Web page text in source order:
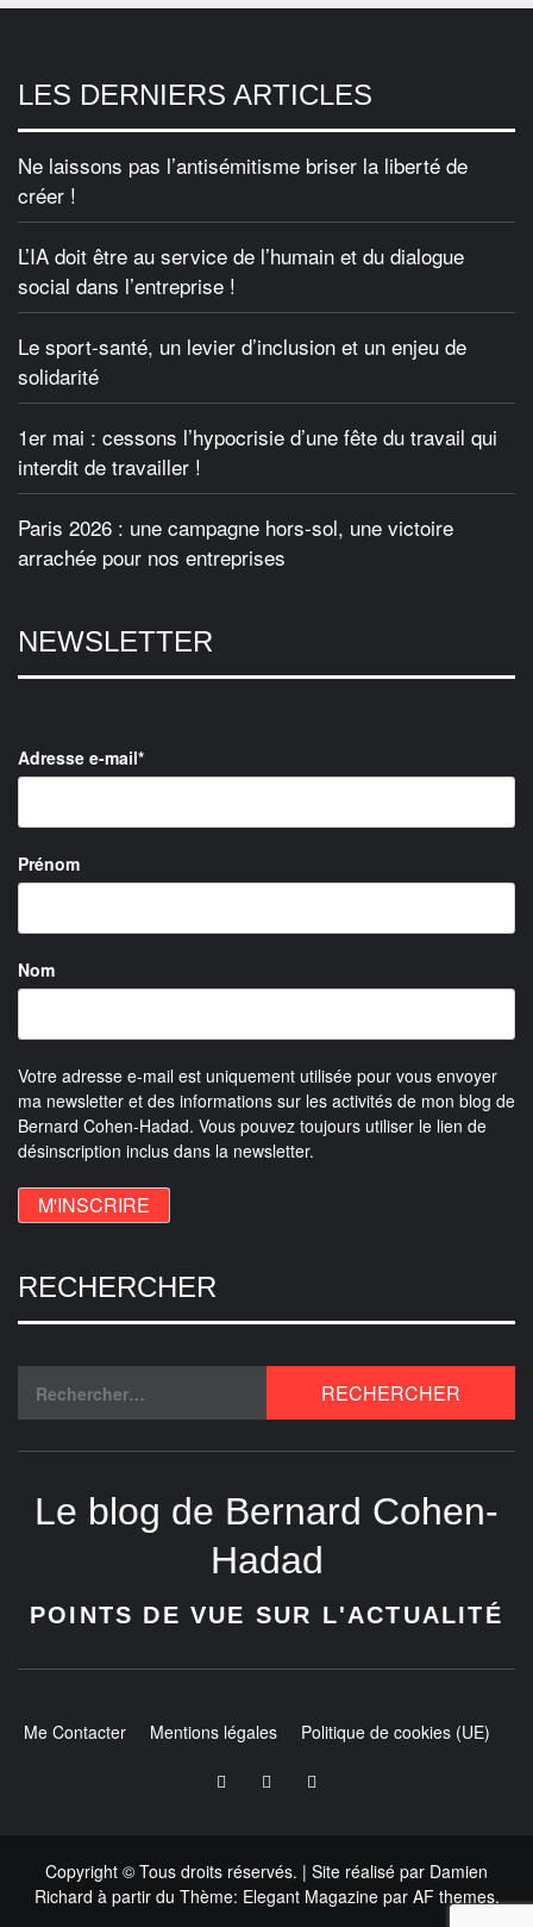
LES DERNIERS ARTICLES
Ne laissons pas l’antisémitisme briser la liberté de
créer !
L’IA doit être au service de l’humain et du dialogue
social dans l’entreprise !
Le sport-santé, un levier d’inclusion et un enjeu de
solidarité
1er mai : cessons l’hypocrisie d’une fête du travail qui
interdit de travailler !
Paris 2026 : une campagne hors-sol, une victoire
arrachée pour nos entreprises
NEWSLETTER
Adresse e-mail*
Prénom
Nom
Votre adresse e-mail est uniquement utilisée pour vous envoyer
ma newsletter et des informations sur les activités de mon blog de
Bernard Cohen-Hadad. Vous pouvez toujours utiliser le lien de
désinscription inclus dans la newsletter.
RECHERCHER
Le blog de Bernard Cohen-
Hadad
POINTS DE VUE SUR L'ACTUALITÉ
Me Contacter Mentions légales Politique de cookies (UE)
Copyright © Tous droits réservés. | Site réalisé par Damien
Richard à partir du Thème: Elegant Magazinepar AF themes.